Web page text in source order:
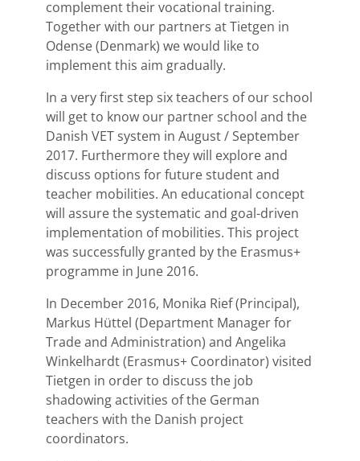
complement their vocational training.
Together with our partners at Tietgen in
Odense (Denmark) we would like to
implement this aim gradually.
In a very first step six teachers of our school
will get to know our partner school and the
Danish VET system in August / September
2017. Furthermore they will explore and
discuss options for future student and
teacher mobilities. An educational concept
will assure the systematic and goal-driven
implementation of mobilities. This project
was successfully granted by the Erasmus+
programme in June 2016.
In December 2016, Monika Rief (Principal),
Markus Hüttel (Department Manager for
Trade and Administration) and Angelika
Winkelhardt (Erasmus+ Coordinator) visited
Tietgen in order to discuss the job
shadowing activities of the German
teachers with the Danish project
coordinators.